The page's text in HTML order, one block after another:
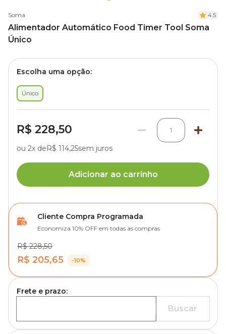
Soma 4.5
Alimentador Automático Food Timer Tool Soma
Único
Escolha uma opção:
Único
R$ 228,50 1
ou 2x deR$ 114,25sem juros
Adicionar ao carrinho
Cliente Compra Programada
Economiza 10% OFF em todas as compras
R$ 228,50
R$ 205,65 -10%
Frete e prazo:
Buscar